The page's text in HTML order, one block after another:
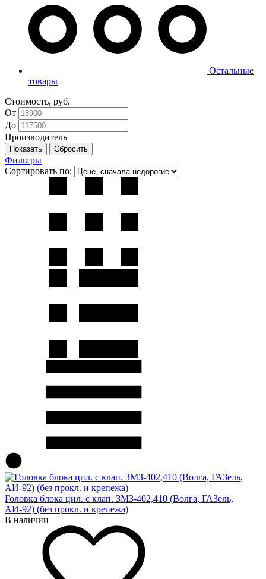
Остальные
товары
Стоимость, руб.
От
До
Производитель
Фильтры
Сортировать по:
Головка блока цил. с клап. ЗМЗ-402,410 (Волга, ГАЗель,
АИ-92) (без прокл. и крепежа)
В наличии